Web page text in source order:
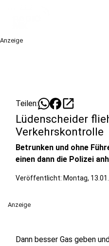
Anzeige
Teilen: open_in_new
Lüdenscheider
Verkehrskontrolle
Betrunken und ohne
einen dann die Polizei
Veröffentlicht: Montag,
Anzeige
Dann besser Gas geben